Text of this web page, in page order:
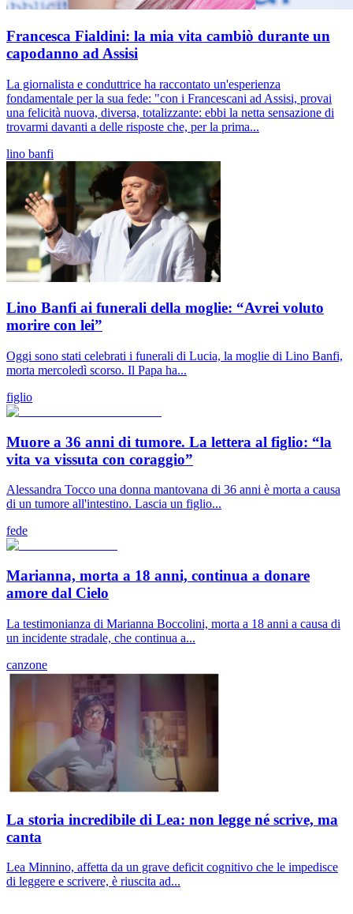
Francesca Fialdini: la mia vita cambiò durante un
capodanno ad Assisi
La giornalista e conduttrice ha raccontato un'esperienza
fondamentale per la sua fede: "con i Francescani ad Assisi, provai
una felicità nuova, diversa, totalizzante: ebbi la netta sensazione di
trovarmi davanti a delle risposte che, per la prima...
lino banfi
Lino Banfi ai funerali della moglie: “Avrei voluto
morire con lei”
Oggi sono stati celebrati i funerali di Lucia, la moglie di Lino Banfi,
morta mercoledì scorso. Il Papa ha...
figlio
Muore a 36 anni di tumore. La lettera al figlio: “la
vita va vissuta con coraggio”
Alessandra Tocco una donna mantovana di 36 anni è morta a causa
di un tumore all'intestino. Lascia un figlio...
fede
Marianna, morta a 18 anni, continua a donare
amore dal Cielo
La testimonianza di Marianna Boccolini, morta a 18 anni a causa di
un incidente stradale, che continua a...
canzone
La storia incredibile di Lea: non legge né scrive, ma
canta
Lea Minnino, affetta da un grave deficit cognitivo che le impedisce
di leggere e scrivere, è riuscita ad...